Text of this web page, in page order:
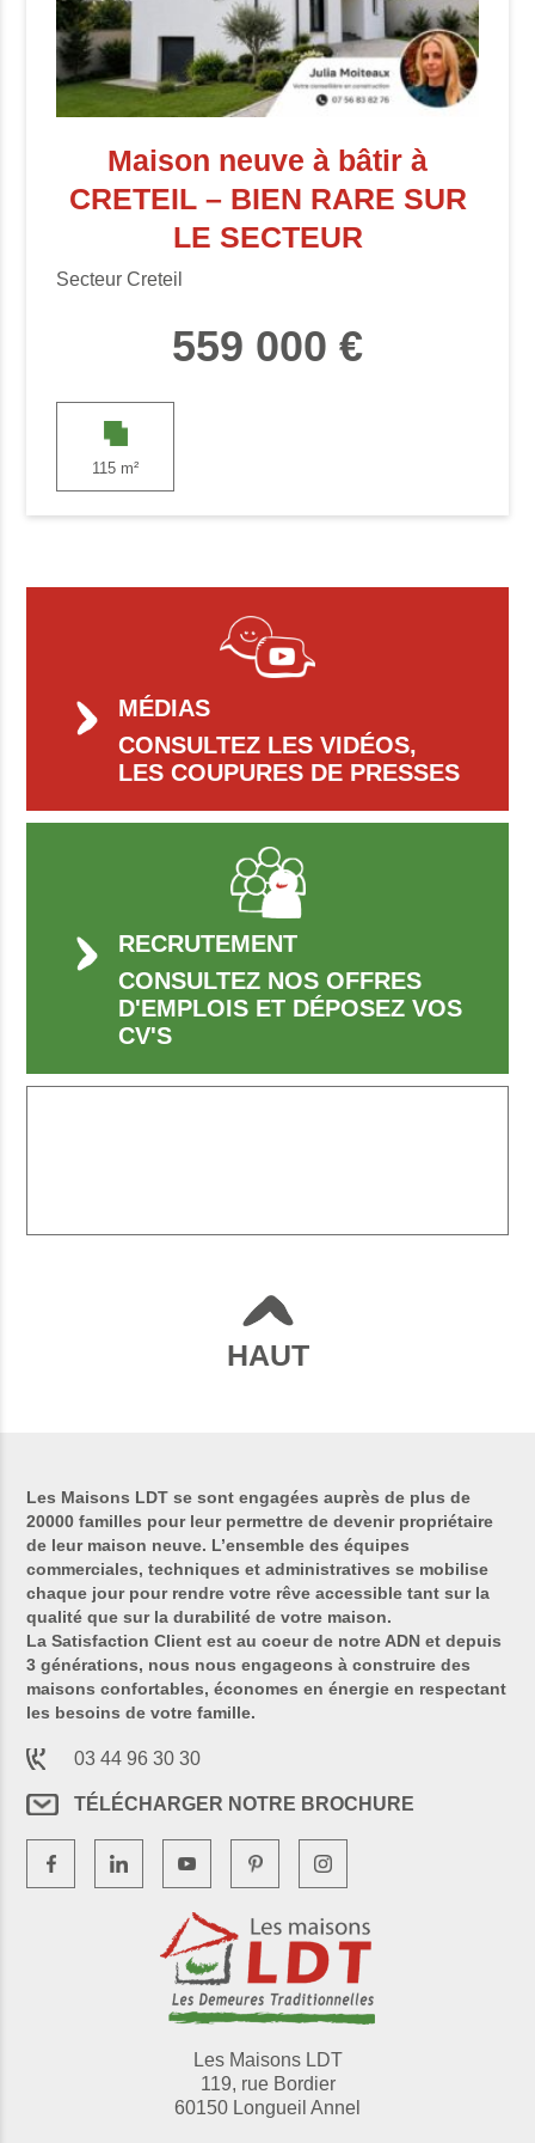
Maison neuve à bâtir à
CRETEIL – BIEN RARE SUR
LE SECTEUR
Secteur Creteil
559 000 €
115 m²
MÉDIAS
CONSULTEZ LES VIDÉOS,
LES COUPURES DE PRESSES
RECRUTEMENT
CONSULTEZ NOS OFFRES
D'EMPLOIS ET DÉPOSEZ VOS
CV'S
HAUT
Les Maisons LDT se sont engagées auprès de plus de
20000 familles pour leur permettre de devenir propriétaire
de leur maison neuve. L’ensemble des équipes
commerciales, techniques et administratives se mobilise
chaque jour pour rendre votre rêve accessible tant sur la
qualité que sur la durabilité de votre maison.
La Satisfaction Client est au coeur de notre ADN et depuis
3 générations, nous nous engageons à construire des
maisons confortables, économes en énergie en respectant
les besoins de votre famille.
03 44 96 30 30
TÉLÉCHARGER NOTRE BROCHURE
Les Maisons LDT
119, rue Bordier
60150 Longueil Annel